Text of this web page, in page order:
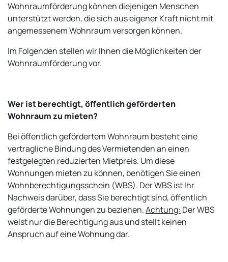
Wohnraumförderung können diejenigen Menschen
unterstützt werden, die sich aus eigener Kraft nicht mit
angemessenem Wohnraum versorgen können.
Im Folgenden stellen wir Ihnen die Möglichkeiten der
Wohnraumförderung vor.
Wer ist berechtigt, öffentlich geförderten
Wohnraum zu mieten?
Bei öffentlich gefördertem Wohnraum besteht eine
vertragliche Bindung des Vermietenden an einen
festgelegten reduzierten Mietpreis. Um diese
Wohnungen mieten zu können, benötigen Sie einen
Wohnberechtigungsschein (WBS). Der WBS ist Ihr
Nachweis darüber, dass Sie berechtigt sind, öffentlich
geförderte Wohnungen zu beziehen.Achtung: Der WBS
weist nur die Berechtigung aus und stellt keinen
Anspruch auf eine Wohnung dar.